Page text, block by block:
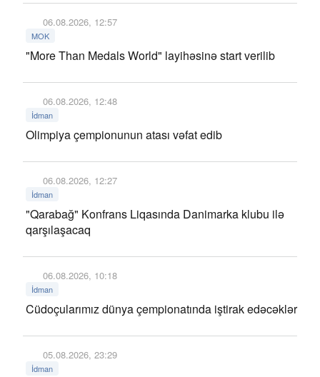
06.08.2026, 12:57
MOK
"More Than Medals World" layihəsinə start verilib
06.08.2026, 12:48
İdman
Olimpiya çempionunun atası vəfat edib
06.08.2026, 12:27
İdman
"Qarabağ" Konfrans Liqasında Danimarka klubu ilə
qarşılaşacaq
06.08.2026, 10:18
İdman
Cüdoçularımız dünya çempionatında iştirak edəcəklər
05.08.2026, 23:29
İdman